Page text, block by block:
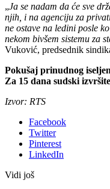
„Ja se nadam da će sve
njih, i na agenciju za
ne ostave na ledini posle
nekom bivšem sistemu za
Vuković, predsednik
Pokušaj prinudnog
Za 15 dana sudski
Izvor: RTS
Facebook
Twitter
Pinterest
LinkedIn
Vidi još